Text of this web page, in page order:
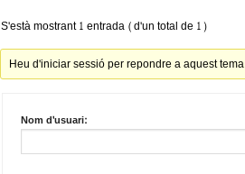
S'està mostrant 1 entrada (d'un total de 1)
Heu d'iniciar sessió per repondre a aquest
Nom d'usuari: